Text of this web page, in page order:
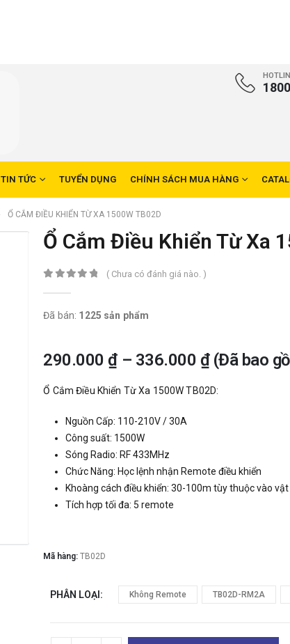
TIN TỨC TUYỂN DỤNG CHÍNH SÁCH MUA HÀNG
Ổ CẮM ĐIỀU KHIỂN TỪ XA 1500W TB02D
Ổ Cắm Điều Khiển Từ Xa
( Chưa có đánh giá nào. )
Đã bán: 1225 sản phẩm
290.000₫ – 336.000 ₫(Đã bao
Ổ Cắm Điều Khiển Từ Xa 1500W TB02D:
Nguồn Cấp: 110-210V / 30A
Công suất: 1500W
Sóng Radio: RF 433MHz
Chức Năng: Học lệnh nhận Remote điều khiển
Khoàng cách điều khiển: 30-100m tùy thuộc vào
Tích hợp tối đa: 5 remote
Mã hàng:TB02D
PHÂN LOẠI Không Remote TB02D-RM2A